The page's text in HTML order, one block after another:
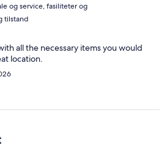
og service, fasiliteter og
tilstand
all the necessary items you would
location.